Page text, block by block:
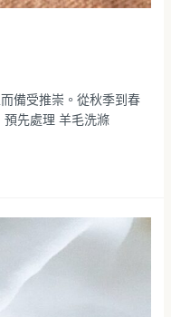
備受推崇。從秋季到春
先處理 羊毛洗滌